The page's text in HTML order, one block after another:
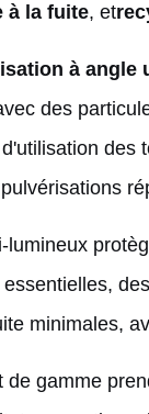
à la fuite, et
à angle
des
lumineux
minimales,
de gamme